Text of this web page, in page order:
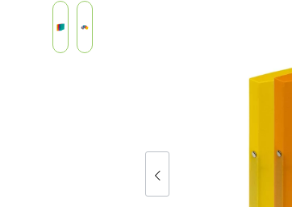
Bildergalerie überspringen